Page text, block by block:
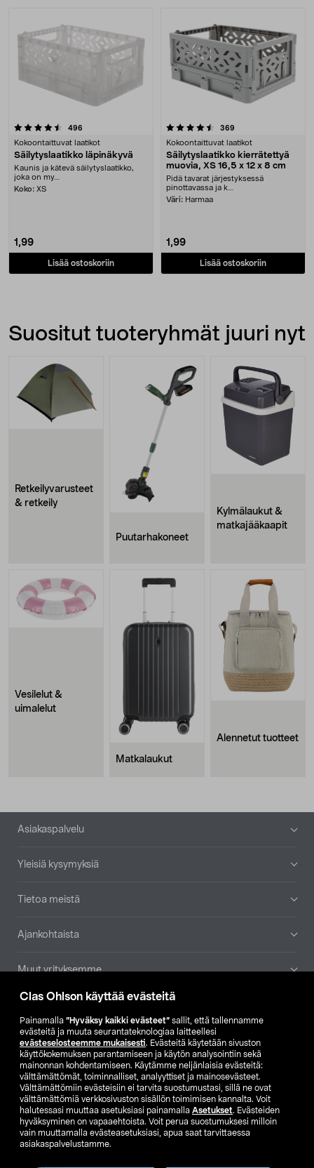
Clas Ohlson käyttää evästeitä
Painamalla ”Hyväksy kaikki evästeet” sallit, että tallennamme
evästeitä ja muuta seurantateknologiaa laitteellesi
evästeselosteemme mukaisesti. Evästeitä käytetään sivuston
käyttökokemuksen parantamiseen ja käytön analysointiin sekä
mainonnan kohdentamiseen. Käytämme neljänlaisia evästeitä:
välttämättömät, toiminnalliset, analyyttiset ja mainosevästeet.
Välttämättömiin evästeisiin ei tarvita suostumustasi, sillä ne ovat
välttämättömiä verkkosivuston sisällön toimimisen kannalta. Voit
halutessasi muuttaa asetuksiasi painamalla Asetukset. Evästeiden
hyväksyminen on vapaaehtoista. Voit perua suostumuksesi milloin
vain muuttamalla evästeasetuksiasi, apua saat tarvittaessa
asiakaspalvelustamme.
496
Kokoontaittuvat laatikot
Säilytyslaatikko läpinäkyvä
Kaunis ja kätevä säilytyslaatikko,
joka on my....
Koko: XS
1,99
Lisää ostoskoriin
4.5 viidestä tähdestä 369
Kokoontaittuvat laatikot
Säilytyslaatikko kierrätettyä
muovia, XS 16,5 x 12 x 8 cm
Pidä tavarat järjestyksessä
pinottavassa ja k....
Väri: Harmaa
1,99
Lisää ostoskoriin
Suositut tuoteryhmät juuri nyt
Retkeilyvarusteet
& retkeily
Puutarhakoneet
Kylmälaukut &
matkajääkaapit
Vesilelut &
uimalelut
Matkalaukut
Alennetut tuotteet
Alatunniste
Asiakaspalvelu
Yleisiä kysymyksiä
Tietoa meistä
Ajankohtaista
Muut yrityksemme
Etsi myymälä
SE NO FI
FI SV